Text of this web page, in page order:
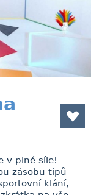
v plné síle!
zásobu tipů
klání,